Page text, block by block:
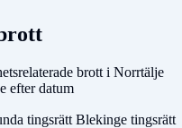
brott i Norrtälje
efter datum
tingsrätt Blekinge tingsrätt